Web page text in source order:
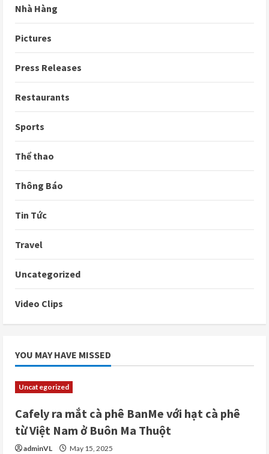
Nhà Hàng
Pictures
Press Releases
Restaurants
Sports
Thể thao
Thông Báo
Tin Tức
Travel
Uncategorized
Video Clips
YOU MAY HAVE MISSED
Uncategorized
Cafely ra mắt cà phê BanMe với hạt cà phê
từ Việt Nam ở Buôn Ma Thuột
adminVL May 15, 2025